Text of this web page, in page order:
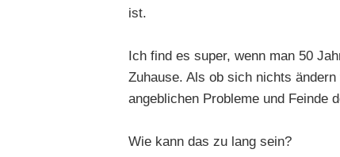
ist.
Ich find es super, wenn man 50
Zuhause. Als ob sich nichts
angeblichen Probleme und Feinde
Wie kann das zu lang sein?